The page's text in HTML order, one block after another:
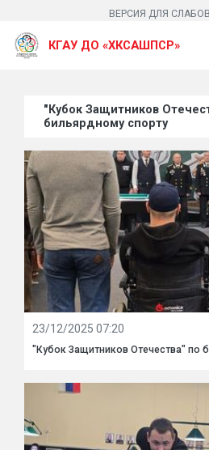
ВЕРСИЯ ДЛЯ
КГАУ ДО «ХКСАШПСР»
"Кубок Защитников
бильярдному спорту
23/12/2025 07:20
"Кубок Защитников Отечества" по